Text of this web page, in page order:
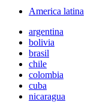
America latina
argentina
bolivia
brasil
chile
colombia
cuba
nicaragua